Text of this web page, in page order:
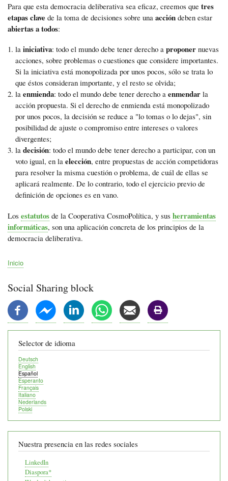
Para que esta democracia deliberativa sea eficaz, creemos que tres
etapas clave de la toma de decisiones sobre una acción deben estar
abiertas a todos:
la iniciativa: todo el mundo debe tener derecho a proponer nuevas
acciones, sobre problemas o cuestiones que considere importantes.
Si la iniciativa está monopolizada por unos pocos, sólo se trata lo
que éstos consideran importante, y el resto se olvida;
la enmienda: todo el mundo debe tener derecho a enmendar la
acción propuesta. Si el derecho de enmienda está monopolizado
por unos pocos, la decisión se reduce a "lo tomas o lo dejas", sin
posibilidad de ajuste o compromiso entre intereses o valores
divergentes;
la decisión: todo el mundo debe tener derecho a participar, con un
voto igual, en la elección, entre propuestas de acción competidoras
para resolver la misma cuestión o problema, de cuál de ellas se
aplicará realmente. De lo contrario, todo el ejercicio previo de
definición de opciones es en vano.
Los estatutos de la Cooperativa CosmoPolítica, y sus herramientas
informáticas, son una aplicación concreta de los principios de la
democracia deliberativa.
de
navegación
Inicio
Social Sharing block
Selector de idioma
Deutsch
English
Español
Esperanto
Français
Italiano
Nederlands
Polski
Nuestra presencia en las redes sociales
LinkedIn
Diaspora*